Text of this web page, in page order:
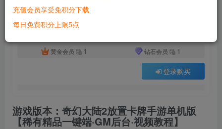
此内容为付费资源，请付费后查看
黄金会员
1 钻石会员 1
登录购买
游戏版本：奇幻大陆2放置卡牌手游单机版
【稀有精品一键端·GM后台·视频教程】
充值会员享受免积分下载
每日免费积分上限5点